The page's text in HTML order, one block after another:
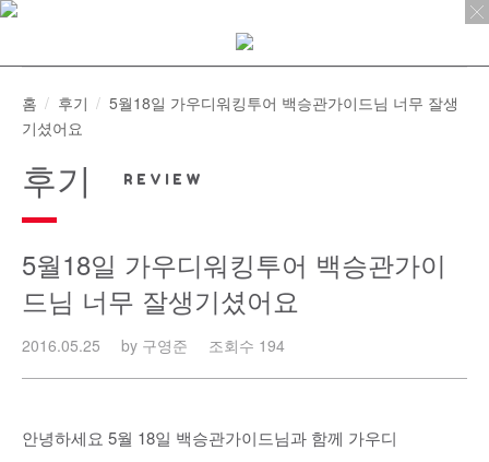
Skip
홈 후기
5월18일 가우디워킹투어 백승관가이드님 너무 잘생
기셨어요
후기
5월18일 가우디워킹투어 백승관가이
드님 너무 잘생기셨어요
2016.05.25 by 구영준 조회수 194
안녕하세요 5월 18일 백승관가이드님과 함께 가우디